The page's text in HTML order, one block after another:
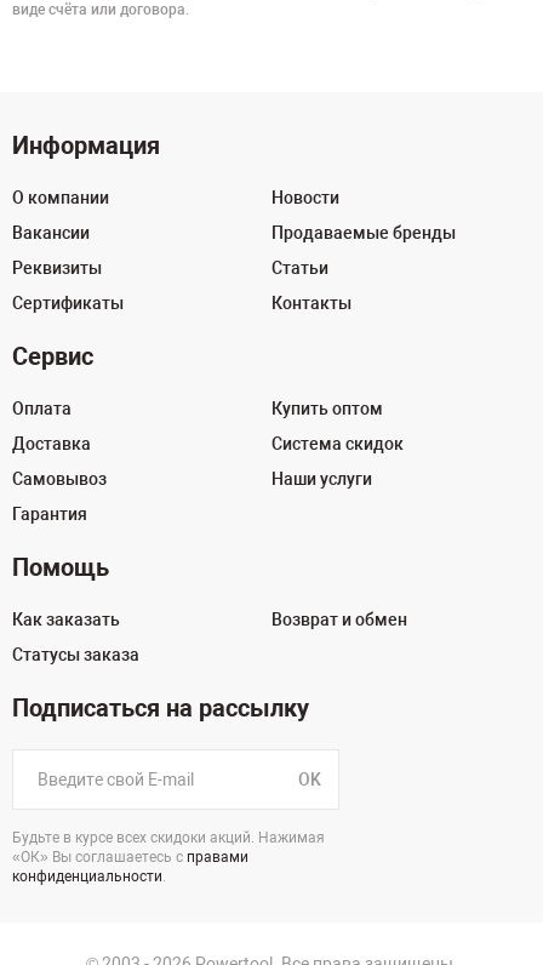
виде счёта или договора.
Информация
О компании
Вакансии
Реквизиты
Сертификаты
Новости
Продаваемые бренды
Статьи
Контакты
Сервис
Оплата
Доставка
Самовывоз
Гарантия
Купить оптом
Система скидок
Наши услуги
Помощь
Как заказать
Статусы заказа
Возврат и обмен
Подписаться на рассылку
OK
Будьте в курсе всех скидоки акций. Нажимая
«ОК» Вы соглашаетесь с правами
конфиденциальности.